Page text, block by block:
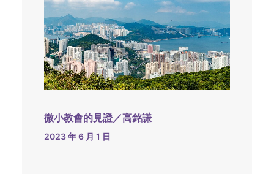
微小教會的見證／高銘謙
2023 年 6 月 1 日